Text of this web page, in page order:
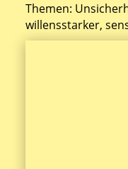
Themen:
willensstarker,